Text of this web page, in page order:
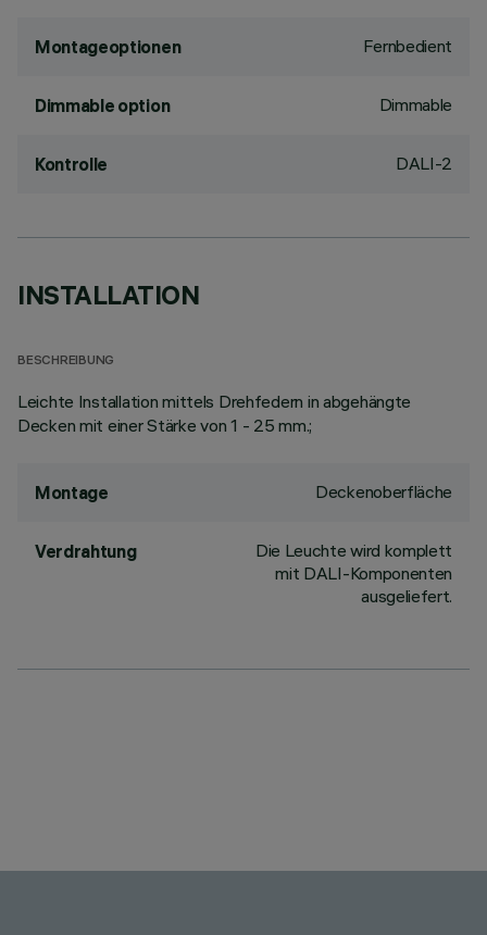
Montageoptionen Fernbedient
Dimmable option Dimmable
Kontrolle DALI-2
INSTALLATION
BESCHREIBUNG
Leichte Installation mittels Drehfedern in abgehängte
Decken mit einer Stärke von 1 - 25 mm.;
Montage Deckenoberfläche
Verdrahtung
Die Leuchte wird komplett
mit DALI-Komponenten
ausgeliefert.